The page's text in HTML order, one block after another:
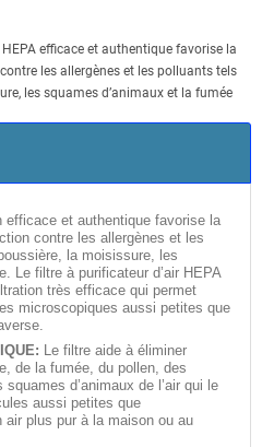
efficace et authentique favorise la
les allergènes et les polluants tels
les squames d’animaux et la fumée
efficace et authentique favorise la
contre les allergènes et les
la moisissure, les
Le filtre à purificateur d’air HEPA
très efficace qui permet
microscopiques aussi petites que
Le filtre aide à éliminer
de la fumée, du pollen, des
d’animaux de l’air qui le
aussi petites que
plus pur à la maison ou au